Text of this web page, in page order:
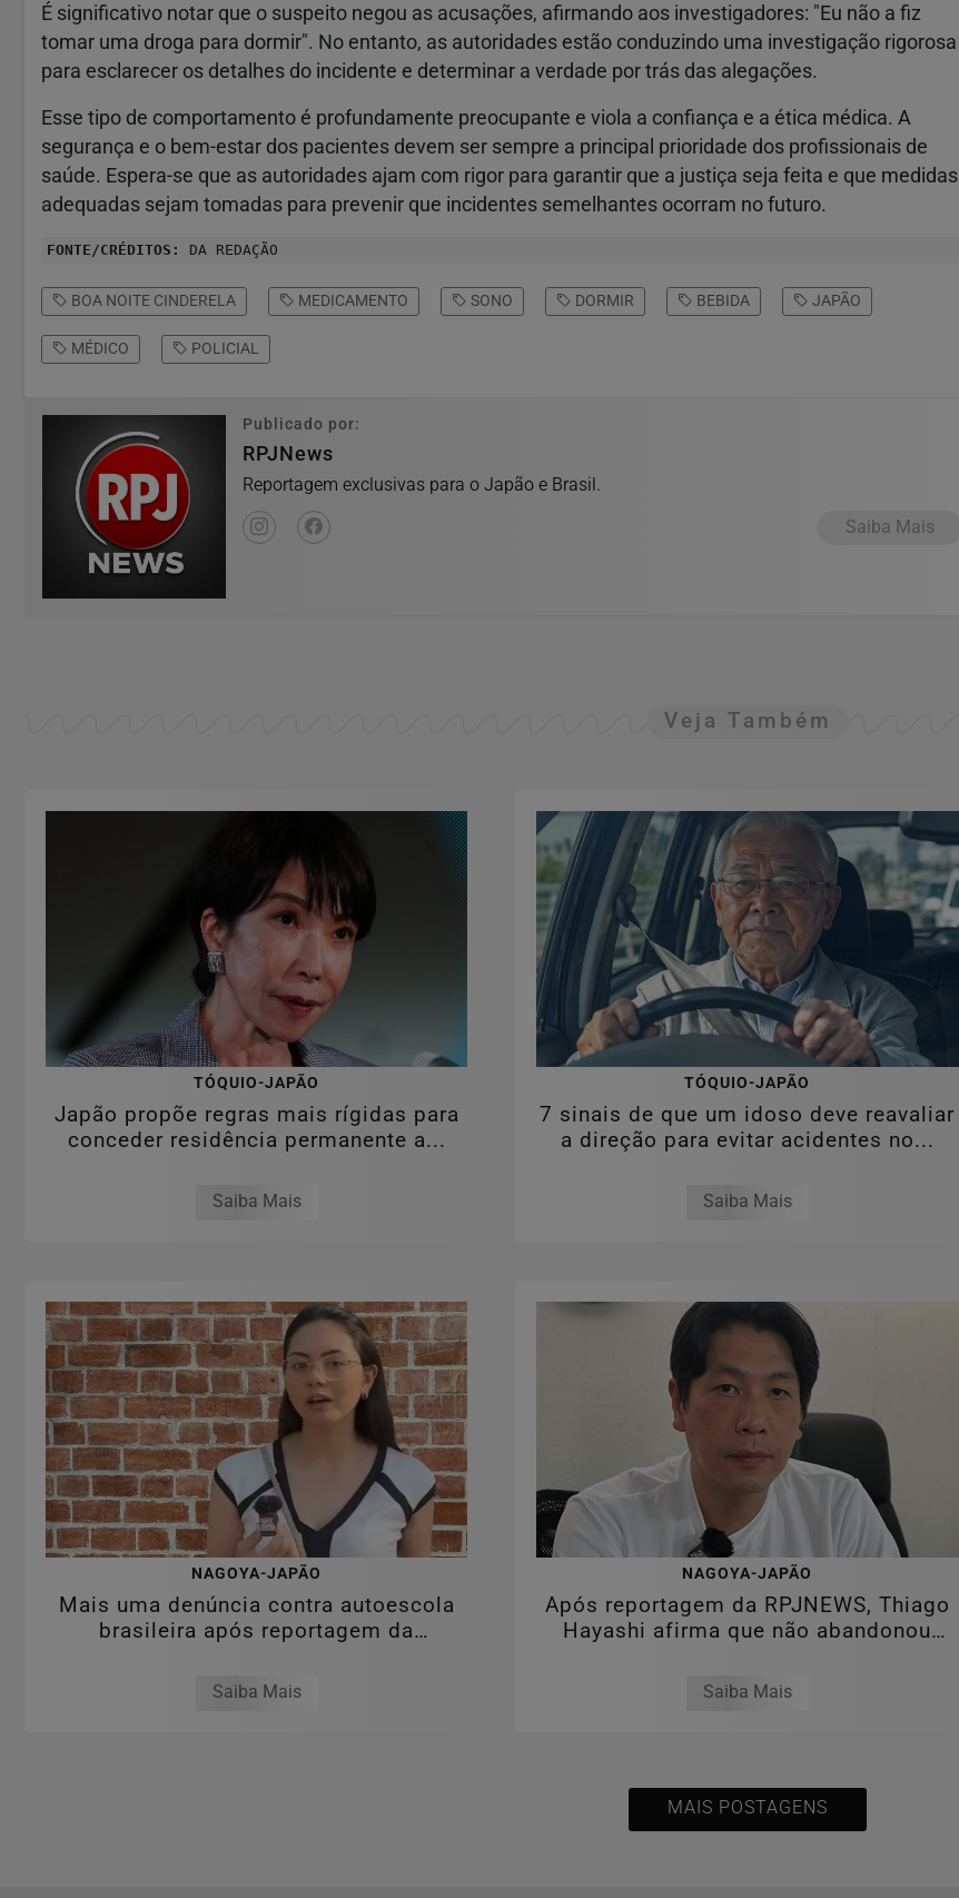
É significativo notar que o suspeito negou as acusações, afirmando aos investigadores: "Eu não a fiz
tomar uma droga para dormir". No entanto, as autoridades estão conduzindo uma investigação rigorosa
para esclarecer os detalhes do incidente e determinar a verdade por trás das alegações.
Esse tipo de comportamento é profundamente preocupante e viola a confiança e a ética médica. A
segurança e o bem-estar dos pacientes devem ser sempre a principal prioridade dos profissionais de
saúde. Espera-se que as autoridades ajam com rigor para garantir que a justiça seja feita e que medidas
adequadas sejam tomadas para prevenir que incidentes semelhantes ocorram no futuro.
FONTE/CRÉDITOS: DA REDAÇÃO
BOA NOITE CINDERELA MEDICAMENTO SONO DORMIR BEBIDA JAPÃO
MÉDICO POLICIAL
Publicado por:
RPJNews
Reportagem exclusivas para o Japão e Brasil.
Saiba Mais
Veja Também
TÓQUIO-JAPÃO
Japão propõe regras mais rígidas para
conceder residência permanente a...
Saiba Mais
TÓQUIO-JAPÃO
7 sinais de que um idoso deve reavaliar
a direção para evitar acidentes no...
Saiba Mais
NAGOYA-JAPÃO
Mais uma denúncia contra autoescola
brasileira após reportagem da
Saiba Mais
NAGOYA-JAPÃO
Após reportagem da RPJNEWS, Thiago
Hayashi afirma que não abandonou
Saiba Mais
MAIS POSTAGENS